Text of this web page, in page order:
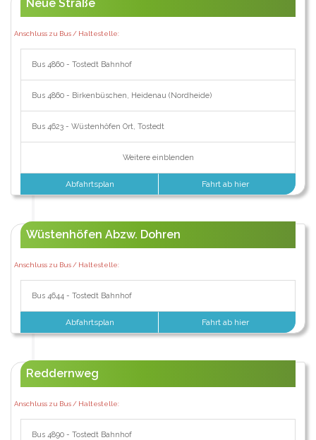
Neue Straße
Anschluss zu Bus / Haltestelle:
Bus 4860 - Tostedt Bahnhof
Bus 4860 - Birkenbüschen, Heidenau (Nordheide)
Bus 4623 - Wüstenhöfen Ort, Tostedt
Weitere einblenden
Abfahrtsplan Fahrt ab hier
Wüstenhöfen Abzw. Dohren
Anschluss zu Bus / Haltestelle:
Bus 4644 - Tostedt Bahnhof
Abfahrtsplan Fahrt ab hier
Reddernweg
Anschluss zu Bus / Haltestelle:
Bus 4890 - Tostedt Bahnhof